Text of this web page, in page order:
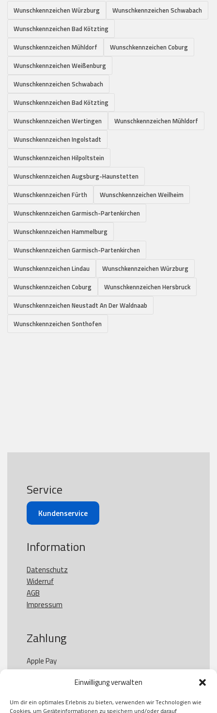
Einwilligung verwalten
Um dir ein optimales Erlebnis zu bieten, verwenden wir Technologien wie
Cookies, um Geräteinformationen zu speichern und/oder darauf
Wunschkennzeichen Würzburg
Wunschkennzeichen Schwabach
Wunschkennzeichen Bad Kötzting
Wunschkennzeichen Mühldorf
Wunschkennzeichen Coburg
Wunschkennzeichen Weißenburg
Wunschkennzeichen Schwabach
Wunschkennzeichen Bad Kötzting
Wunschkennzeichen Wertingen
Wunschkennzeichen Mühldorf
Wunschkennzeichen Ingolstadt
Wunschkennzeichen Hilpoltstein
Wunschkennzeichen Augsburg-Haunstetten
Wunschkennzeichen Fürth
Wunschkennzeichen Weilheim
Wunschkennzeichen Garmisch-Partenkirchen
Wunschkennzeichen Hammelburg
Wunschkennzeichen Garmisch-Partenkirchen
Wunschkennzeichen Lindau
Wunschkennzeichen Würzburg
Wunschkennzeichen Coburg
Wunschkennzeichen Hersbruck
Wunschkennzeichen Neustadt An Der Waldnaab
Wunschkennzeichen Sonthofen
Service
Kundenservice
Information
Datenschutz
Widerruf
AGB
Impressum
Zahlung
Apple Pay
Paypal
Kauf auf Rechung